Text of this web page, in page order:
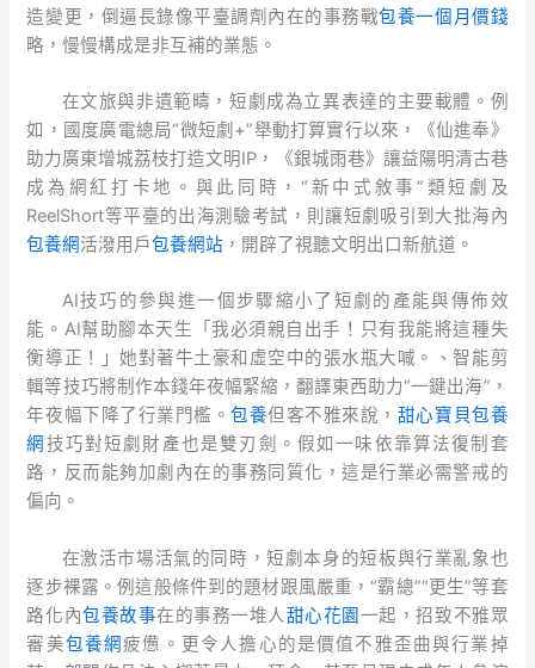
造變更，倒逼長錄像平臺調劑內在的事務戰包養一個月價錢
略，慢慢構成是非互補的業態。
在文旅與非遺範疇，短劇成為立異表達的主要載體。例
如，國度廣電總局“微短劇+”舉動打算實行以來，《仙進奉》
助力廣東增城荔枝打造文明IP，《銀城雨巷》讓益陽明清古巷
成為網紅打卡地。與此同時，“新中式敘事”類短劇及
ReelShort等平臺的出海測驗考試，則讓短劇吸引到大批海內
包養網活潑用戶包養網站 ，開辟了視聽文明出口新航道。
AI技巧的參與進一個步驟縮小了短劇的產能與傳佈效
能。AI幫助腳本天生「我必須親自出手！只有我能將這種失
衡導正！」她對著牛土豪和虛空中的張水瓶大喊。、智能剪
輯等技巧將制作本錢年夜幅緊縮，翻譯東西助力“一鍵出海”，
年夜幅下降了行業門檻。包養但客不雅來說， 甜心寶貝包養
網 技巧對短劇財產也是雙刃劍。假如一味依靠算法復制套
路，反而能夠加劇內在的事務同質化，這是行業必需警戒的
偏向。
在激活市場活氣的同時，短劇本身的短板與行業亂象也
逐步裸露。例這般條件到的題材跟風嚴重，“霸總”“更生”等套
路化內包養故事在的事務一堆人 甜心花園一起，招致不雅眾
審美包養網疲憊。更令人擔心的是價值不雅歪曲與行業掉